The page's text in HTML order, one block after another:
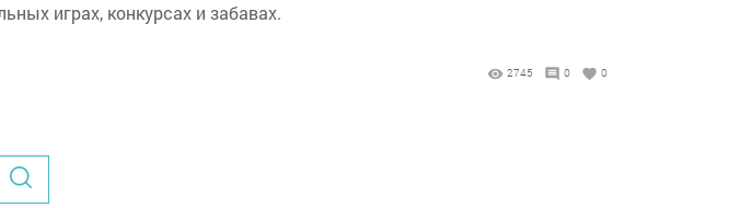
играх, конкурсах и забавах.
2745 0 0